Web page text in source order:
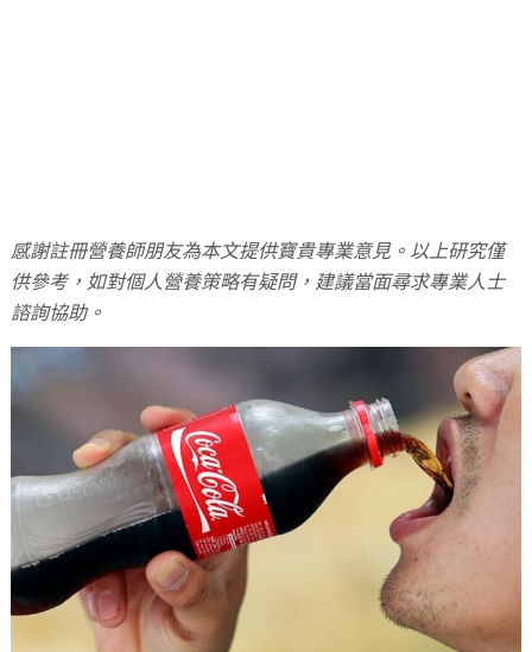
感謝註冊營養師朋友為本文提供寶貴專業意見。以上研究僅
供參考，如對個人營養策略有疑問，建議當面尋求專業人士
諮詢協助。